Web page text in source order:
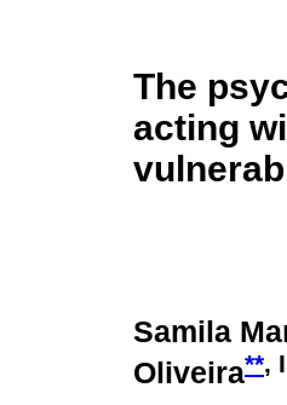
The
acting
Samila
Oliveira**, I